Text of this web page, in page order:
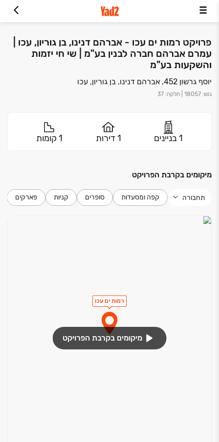
פרויקט רמות ים עכו - אברהם דנינו, בן גוריון, עכו |
עמרם אברהם חברה לבנין בע"מ | שי חי יזמות
והשקעות בע"מ
יוסף גרשון 452, אברהם דנינו, בן גוריון, עכו
גוש:
18057 חלקה:
37
1 בניינים 1 דירות 1 קומות
מיקומים בקרבת הפרויקט
תחבורה קפה ומסעדות סופרים קניות פארקים
רמות ים עכו
מיקומים בקרבת הפרויקט